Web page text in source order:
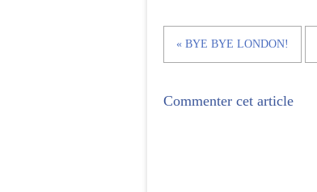
« BYE BYE LONDON!
Commenter cet article